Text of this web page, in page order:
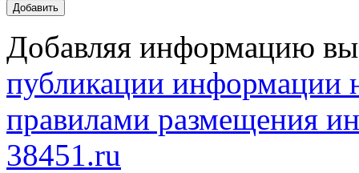
Добавить
Добавляя информацию вы
публикации
правилами размещения
38451.ru